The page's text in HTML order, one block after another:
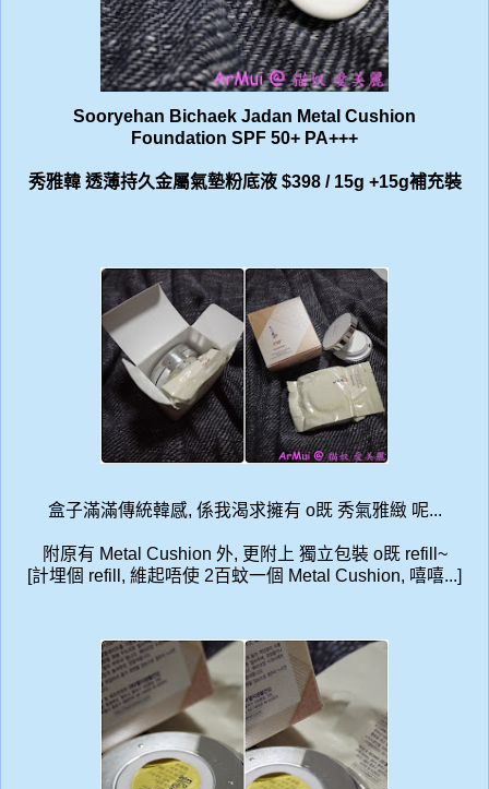
Sooryehan Bichaek Jadan Metal Cushion
Foundation SPF 50+ PA+++
秀雅韓 透薄持久金屬氣墊粉底液 $398 / 15g +15g補充裝
盒子滿滿傳統韓感, 係我渴求擁有 o既 秀氣雅緻 呢...
附原有 Metal Cushion 外, 更附上 獨立包裝 o既 refill~
[計埋個 refill, 維起唔使 2百蚊一個 Metal Cushion, 嘻嘻...]